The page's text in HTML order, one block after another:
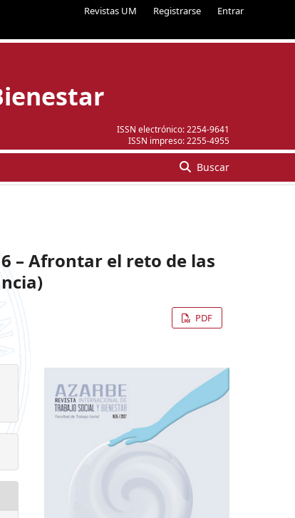
Revistas UM Registrarse Entrar
ISSN electrónico: 2254-9641
ISSN impreso: 2255-4955
Buscar
– Afrontar el reto de las
PDF